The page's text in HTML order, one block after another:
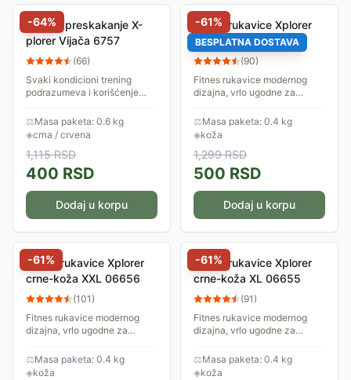
-64%
Uže za preskakanje X-
plorer Vijača 6757
(66)
Svaki kondicioni trening
podrazumeva i korišćenje
izdržljivo uže za preskakanje
sa posebno prilagođenim
ručkama za lagan i...
⚖Masa paketa: 0.6 kg
◈crna / crvena
1,115RSD
400 RSD
Dodaj u korpu
-61%
BESPLATNA DOSTAVA
Fitnes rukavice Xplorer
sive koža XXL 06654
(90)
Fitnes rukavice modernog
dizajna, vrlo ugodne za
dlanove od povreda i
omogućiće bolje držanje
rekvizita za trening. Veličina...
⚖Masa paketa: 0.4 kg
◈koža
1,299RSD
500 RSD
Dodaj u korpu
-61%
Fitnes rukavice Xplorer
crne-koža XXL 06656
(101)
Fitnes rukavice modernog
dizajna, vrlo ugodne za
dlanove od povreda i
omogućiće bolje držanje
⚖Masa paketa: 0.4 kg
◈koža
-61%
Fitnes rukavice Xplorer
crne-koža XL 06655
(91)
Fitnes rukavice modernog
dizajna, vrlo ugodne za
dlanove od povreda i
omogućiće bolje držanje
⚖Masa paketa: 0.4 kg
◈koža